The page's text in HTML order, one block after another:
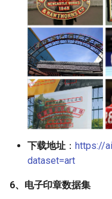
下载地址 ： https://
dataset=art
6、电子印章数据集